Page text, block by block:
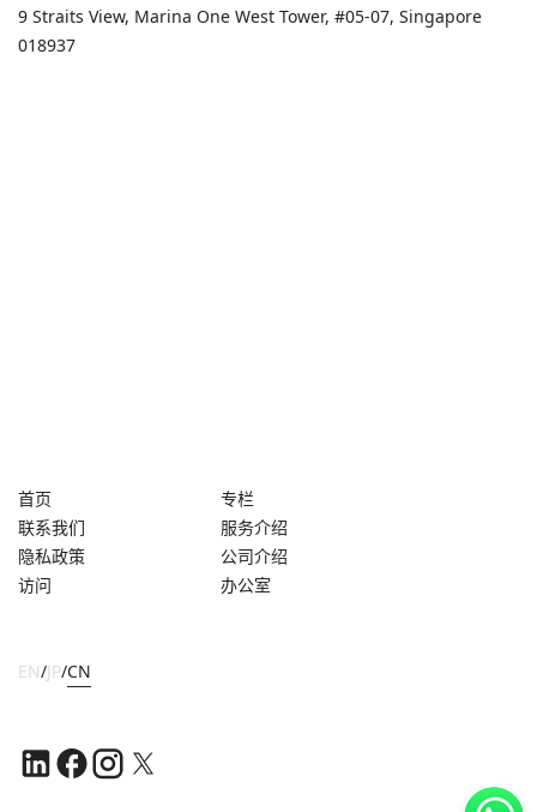
9 Straits View, Marina One West Tower, #05-07, Singapore
018937
首页
专栏
联系我们
服务介绍
隐私政策
公司介绍
访问
办公室
EN/JP/CN